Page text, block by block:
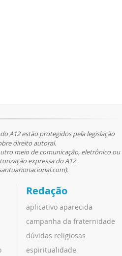
A12 estão protegidos pela legislação
direito autoral.
meio de comunicação, eletrônico ou
expressa do A12
Redação
aplicativo aparecida
campanha da fraternidade
dúvidas religiosas
espiritualidade